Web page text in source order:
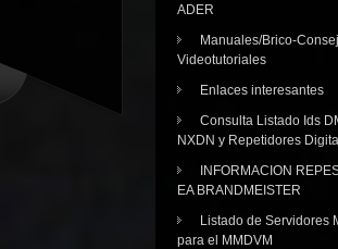
ADER
Manuales/Brico-
Videotutoriales
Enlaces interesantes
Consulta Listado Ids
NXDN y Repetidores
INFORMACION
EA BRANDMEISTER
Listado de Servidores
para el MMDVM